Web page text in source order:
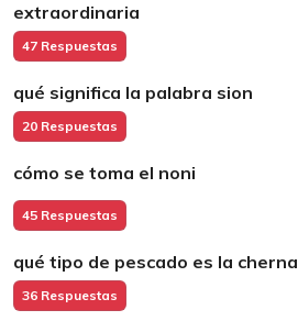
extraordinaria
47 Respuestas
qué significa la palabra sion
20 Respuestas
cómo se toma el noni
45 Respuestas
qué tipo de pescado es la cherna
36 Respuestas